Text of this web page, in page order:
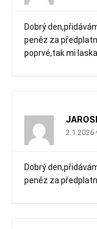
Dobrý
peněz za
poprvé,tak mi
2.1.2026
Dobrý
peněz za